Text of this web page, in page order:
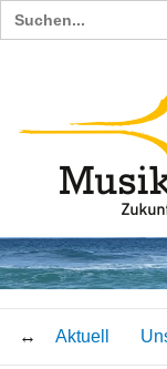
Search
for:
Aktuell